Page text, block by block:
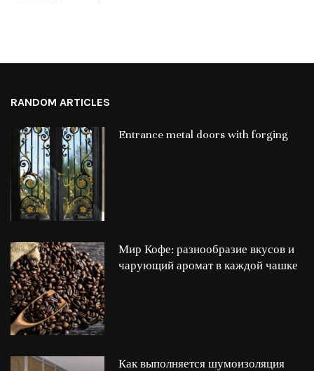
RANDOM ARTICLES
Entrance metal doors with forging
Мир Кофе: разнообразие вкусов и
чарующий аромат в каждой чашке
Как выполняется шумоизоляция